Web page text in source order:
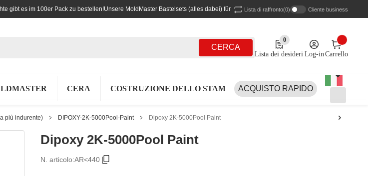
gibt es im 100er Pack zu bestellen!Unsere MoldMaster Bastelsets (alles dabei) für Kinder in 4 verschiedenen Ausführungen sind
Lista di raffronto(0) Cliente business
CERCA
0
0 Produkte in der Liste
Lista dei desideri Log-inCarrello
CERA COSTRUZIONE DELLO STAMPO IN SILICONE 2K SET DI
ACQUISTO RAPIDO
più indurente) DIPOXY-2K-5000Pool-Paint Dipoxy 2K-5000Pool Paint
Dipoxy 2K-5000Pool Paint
N. articolo:AR<440